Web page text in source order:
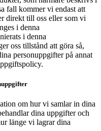
fall kommer vi endast att
direkt till oss eller som vi
i denna
i denna
oss tillstånd att göra så,
personuppgifter på annat
om hur vi samlar in dina
dina uppgifter och
länge vi lagrar dina